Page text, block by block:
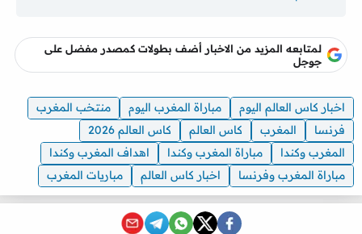
لمتابعه المزيد من الاخبار أضف بطولات كمصدر مفضل على
جوجل
اخبار كاس العالم اليوم مباراة المغرب اليوم
منتخب المغرب
فرنسا
المغرب كاس العالم
كاس العالم 2026
المغرب وكندا
مباراة المغرب وكندا
اهداف المغرب وكندا
مباراة المغرب وفرنسا
اخبار كاس العالم مباريات المغرب